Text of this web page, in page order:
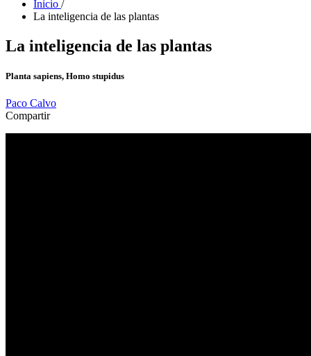
Inicio /
La inteligencia de las plantas
La inteligencia de las plantas
Planta sapiens, Homo stupidus
Paco Calvo
Compartir